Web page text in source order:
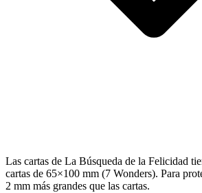
Las cartas de La Búsqueda de la Felicidad
cartas de 65×100 mm (7 Wonders). Para
2 mm más grandes que las cartas.